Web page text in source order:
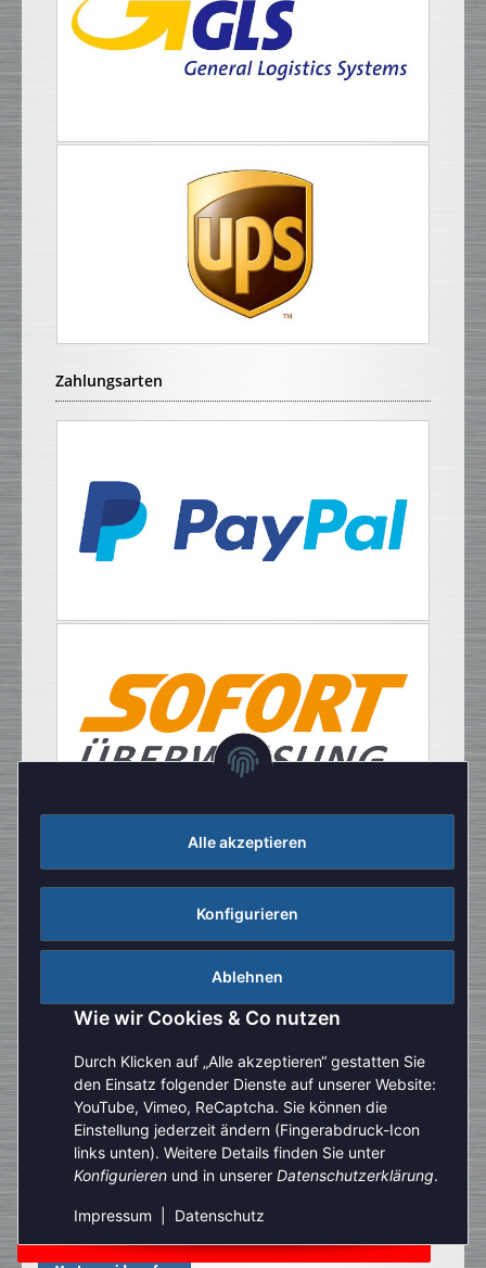
Alle akzeptieren
Konfigurieren
Ablehnen
Wie wir Cookies & Co nutzen
Durch Klicken auf „Alle akzeptieren“ gestatten Sie
den Einsatz folgender Dienste auf unserer Website:
YouTube, Vimeo, ReCaptcha. Sie können die
Einstellung jederzeit ändern (Fingerabdruck-Icon
links unten). Weitere Details finden Sie unter
Konfigurieren und in unserer Datenschutzerklärung.
Impressum Datenschutz
Aufgrund der Urlaubszeit kann es aktuell zu verlängerten
Bearbeitungszeiten kommen. Bitte beachten Sie außerdem,
eingeschränkt zur Verfügung steht. Vielen Dank für Ihre
Zahlungsarten